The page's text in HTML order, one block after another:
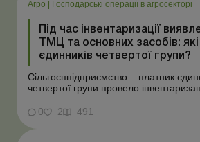
Агро Господарські операції в агросекторі
Під час інвентаризації
ТМЦ та основних засобів:
єдинників четвертої групи?
Сільгосппідприємство – платник
четвертої групи провело
товарів, продукції власного
основних засобів (далі – ОЗ). Як
надлишки при їх оприбуткуванні на
0 2 491